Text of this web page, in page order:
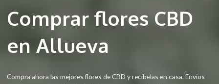
Comprar flores CBD
en Allueva
Compra ahora las mejores flores de CBD y recíbelas en casa. Envíos